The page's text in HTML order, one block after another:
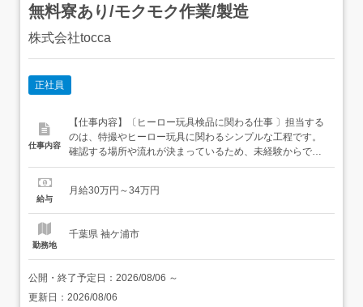
無料寮あり/モクモク作業/製造
株式会社tocca
正社員
仕事内容
【仕事内容】〔ヒーロー玩具検品に関わる仕事 〕担当する
のは、特撮やヒーロー玩具に関わるシンプルな工程です。
確認する場所や流れが決まっているため、未経験からでも
作業のイメージを持ちやすい内容です。 条件POINT ⏺ 月
代の応募も歓迎 住まいを整えながら、確認作業に集中しや
給与
月給30万円～34万円
勤務地
千葉県 袖ケ浦市
公開・終了予定日： 2026/08/06 ～
更新日： 2026/08/06